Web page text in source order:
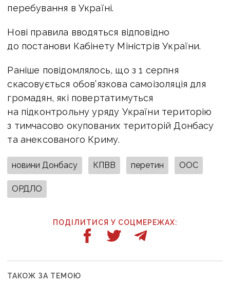
перебування в Україні.
Нові правила вводяться відповідно
до постанови Кабінету Міністрів України.
Раніше повідомлялось, що з 1 серпня
скасовується обов’язкова самоізоляція для
громадян, які повертатимуться
на підконтрольну уряду України територію
з тимчасово окупованих територій Донбасу
та анексованого Криму.
новини Донбасу КПВВ перетин ООС
ОРДЛО
ПОДІЛИТИСЯ У СОЦМЕРЕЖАХ:
ТАКОЖ ЗА ТЕМОЮ